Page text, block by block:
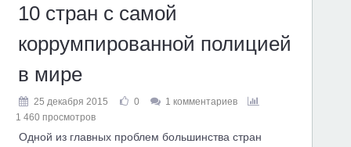
10 стран с самой
коррумпированной полицией
в мире
25 декабря 2015 0
1 комментариев
1 460 просмотров
Одной из главных проблем большинства стран